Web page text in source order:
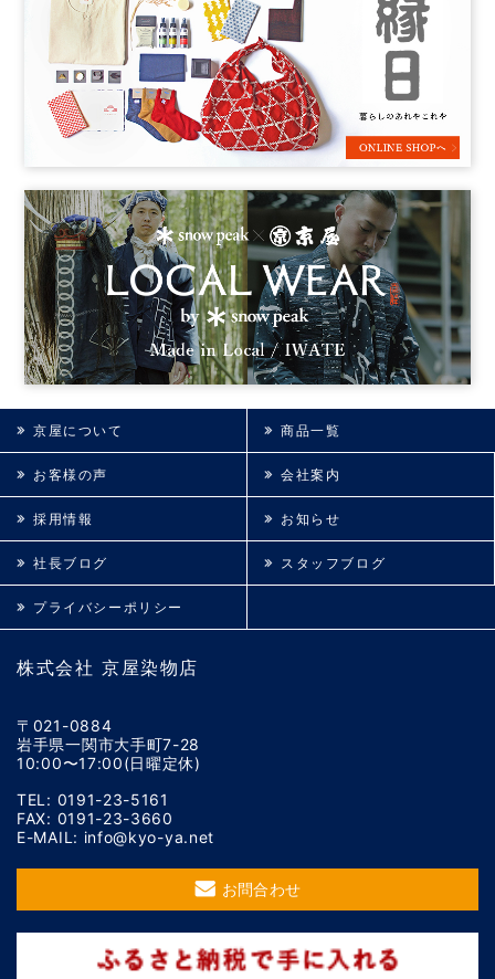
株式会社 京屋染物店
〒021-0884
岩手県一関市大手町7-28
10:00〜17:00(日曜定休)
TEL: 0191-23-5161
FAX: 0191-23-3660
E-MAIL: info@kyo-ya.net
お問合わせ
京屋について 商品一覧
お客様の声 会社案内
採用情報 お知らせ
社長ブログ スタッフブログ
プライバシーポリシー